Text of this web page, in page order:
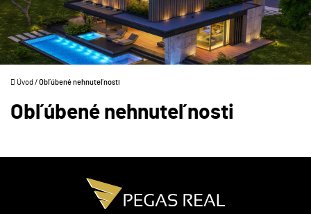
Úvod /Obľúbené nehnuteľnosti
Obľúbené nehnuteľnosti